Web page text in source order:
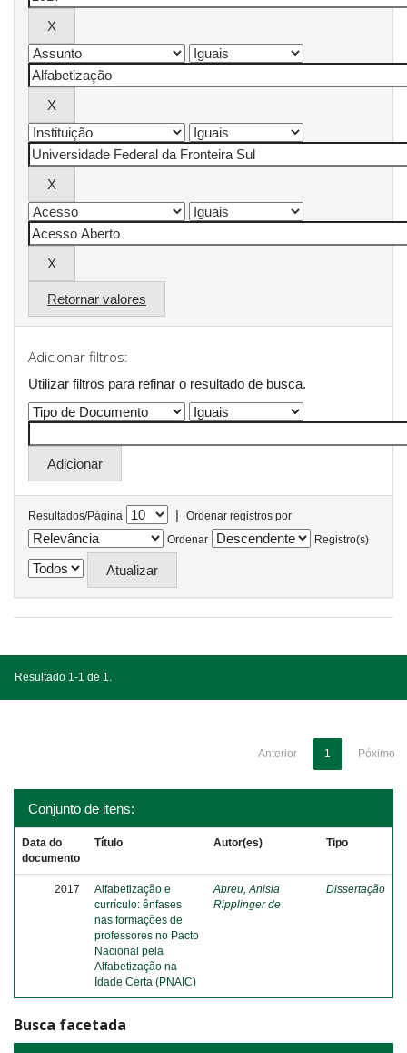
Retornar valores
Adicionar filtros:
Utilizar filtros para refinar o resultado de busca.
Resultados/Página |
Ordenar registros por
Ordenar
Registro(s)
Resultado 1-1 de 1.
Anterior 1 Póximo
Conjunto de itens:
Data do
documento
Título Autor(es) Tipo
2017
Alfabetização e
currículo: ênfases
nas formações de
professores no Pacto
Nacional pela
Alfabetização na
Idade Certa (PNAIC)
Abreu, Anisia
Ripplinger de
Dissertação
Busca facetada